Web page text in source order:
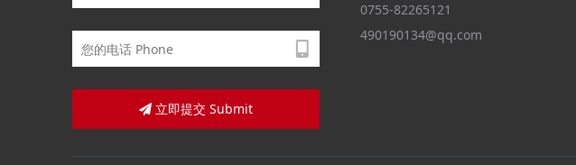
立即提交 Submit
0755-82265121
490190134@qq.com